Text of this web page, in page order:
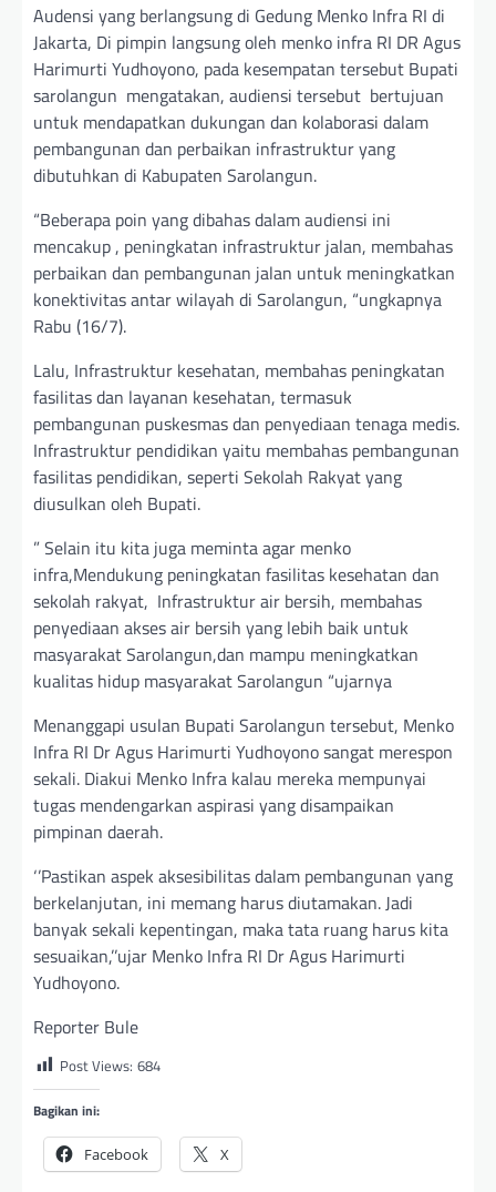
Audensi yang berlangsung di Gedung Menko Infra RI di
Jakarta, Di pimpin langsung oleh menko infra RI DR Agus
Harimurti Yudhoyono, pada kesempatan tersebut Bupati
sarolangun mengatakan, audiensi tersebut bertujuan
untuk mendapatkan dukungan dan kolaborasi dalam
pembangunan dan perbaikan infrastruktur yang
dibutuhkan di Kabupaten Sarolangun.
“Beberapa poin yang dibahas dalam audiensi ini
mencakup , peningkatan infrastruktur jalan, membahas
perbaikan dan pembangunan jalan untuk meningkatkan
konektivitas antar wilayah di Sarolangun, “ungkapnya
Rabu (16/7).
Lalu, Infrastruktur kesehatan, membahas peningkatan
fasilitas dan layanan kesehatan, termasuk
pembangunan puskesmas dan penyediaan tenaga medis.
Infrastruktur pendidikan yaitu membahas pembangunan
fasilitas pendidikan, seperti Sekolah Rakyat yang
diusulkan oleh Bupati.
” Selain itu kita juga meminta agar menko
infra,Mendukung peningkatan fasilitas kesehatan dan
sekolah rakyat, Infrastruktur air bersih, membahas
penyediaan akses air bersih yang lebih baik untuk
masyarakat Sarolangun,dan mampu meningkatkan
kualitas hidup masyarakat Sarolangun “ujarnya
Menanggapi usulan Bupati Sarolangun tersebut, Menko
Infra RI Dr Agus Harimurti Yudhoyono sangat merespon
sekali. Diakui Menko Infra kalau mereka mempunyai
tugas mendengarkan aspirasi yang disampaikan
pimpinan daerah.
‘’Pastikan aspek aksesibilitas dalam pembangunan yang
berkelanjutan, ini memang harus diutamakan. Jadi
banyak sekali kepentingan, maka tata ruang harus kita
sesuaikan,’’ujar Menko Infra RI Dr Agus Harimurti
Yudhoyono.
Reporter Bule
Post Views: 684
Bagikan ini:
Facebook X